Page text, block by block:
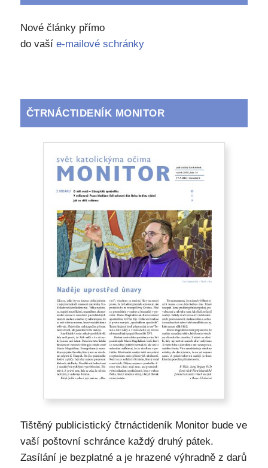
Nové články přímo
do vaší e-mailové schránky
ČTRNÁCTIDENÍK MONITOR
Tištěný publicistický čtrnáctideník Monitor bude ve
vaší poštovní schránce každý druhý pátek.
Zasílání je bezplatné a je hrazené výhradně z darů